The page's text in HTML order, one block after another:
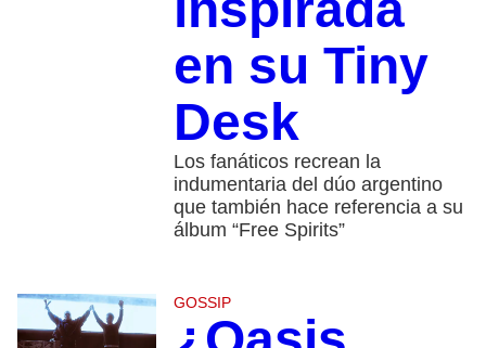
en su Tiny
Desk
Los fanáticos recrean la
indumentaria del dúo argentino
que también hace referencia a su
álbum “Free Spirits”
GOSSIP